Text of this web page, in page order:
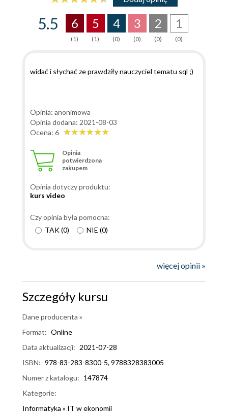
5.5 6
(1)
5
(1)
4
(0)
3
(0)
2
(0)
1
(0)
widać i słychać ze prawdziły nauczyciel tematu sql ;)
Opinia: anonimowa
Opinia dodana: 2021-08-03
Ocena: 6
Opinia
potwierdzona
zakupem
Opinia dotyczy produktu:
kurs video
Czy opinia była pomocna:
TAK(0) NIE (0)
więcej opinii »
Szczegóły kursu
Dane producenta »
Format: Online
Data aktualizacji: 2021-07-28
ISBN: 978-83-283-8300-5, 9788328383005
Numer z katalogu: 147874
Kategorie:
Informatyka » IT w ekonomii